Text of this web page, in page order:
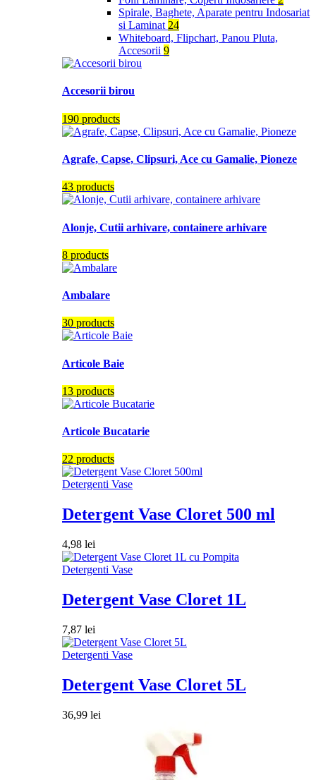
Spirale, Baghete, Aparate pentru Indosariat
si Laminat 24
Whiteboard, Flipchart, Panou Pluta,
Accesorii 9
Accesorii birou
190 products
Agrafe, Capse, Clipsuri, Ace cu Gamalie, Pioneze
43 products
Alonje, Cutii arhivare, containere arhivare
8 products
Ambalare
30 products
Articole Baie
13 products
Articole Bucatarie
22 products
Detergenti Vase
Detergent Vase Cloret 500 ml
4,98 lei
Detergenti Vase
Detergent Vase Cloret 1L
7,87 lei
Detergenti Vase
Detergent Vase Cloret 5L
36,99 lei